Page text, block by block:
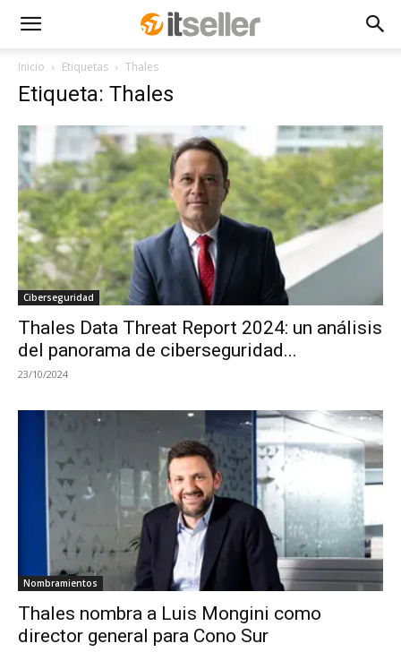
Inicio Etiquetas Thales
Etiqueta: Thales
Ciberseguridad
Thales Data Threat Report 2024: un análisis
del panorama de ciberseguridad...
23/10/2024
Nombramientos
Thales nombra a Luis Mongini como
director general para Cono Sur